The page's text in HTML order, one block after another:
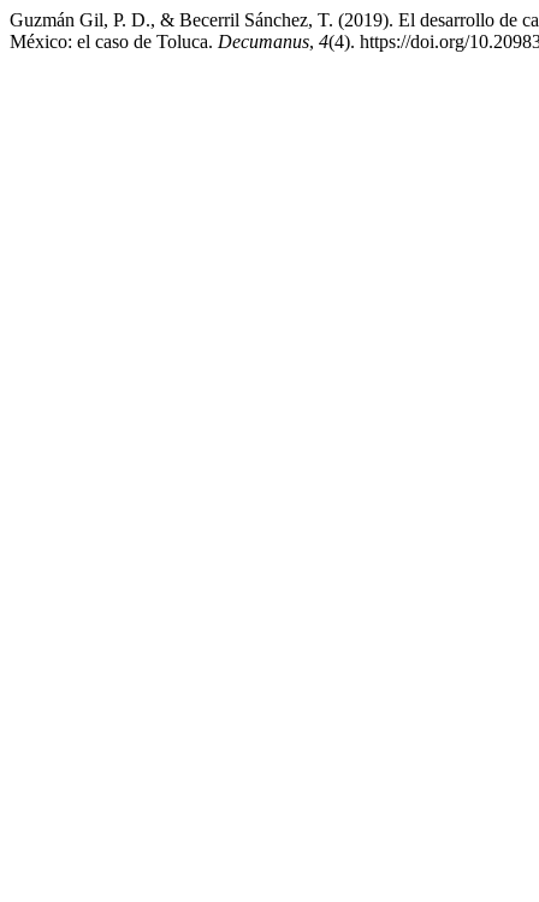
Guzmán Gil, P. D., & Becerril Sánchez, T. (2019). El desarrollo de
México: el caso de Toluca. Decumanus, 4(4). https://doi.org/